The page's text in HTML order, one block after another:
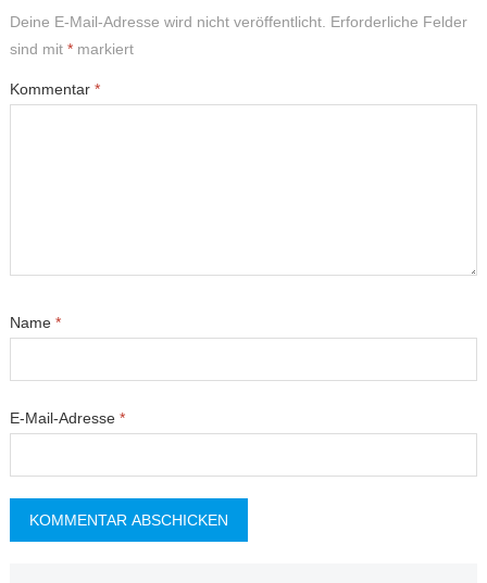
Deine E-Mail-Adresse wird nicht veröffentlicht. Erforderliche Felder
sind mit *markiert
Kommentar *
Name *
E-Mail-Adresse *